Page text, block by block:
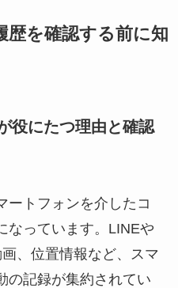
歴を確認する前に知
役にたつ理由と確認
ートフォンを介したコ
なっています。LINEや
、位置情報など、スマ
の記録が集約されてい